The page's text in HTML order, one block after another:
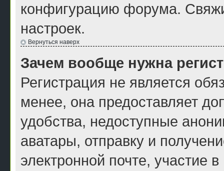
конфигурацию форума.
настроек.
Вернуться наверх
Зачем вообще нужна
Регистрация не является
менее, она предоставляет
удобства, недоступные
аватары, отправку и
электронной почте, участие